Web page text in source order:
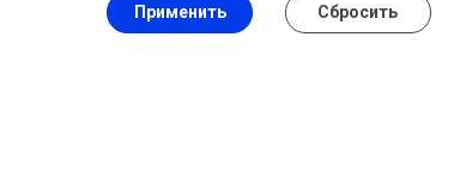
Применить Сбросить